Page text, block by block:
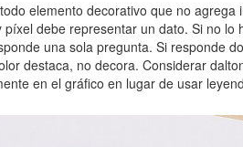
elemento decorativo que no
píxel debe representar un dato. Si no lo
una sola pregunta. Si responde
destaca, no decora. Considerar
en el gráfico en lugar de usar